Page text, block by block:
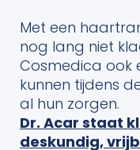
Met een
nog lang niet
Cosmedica ook
kunnen tijdens
al hun zorgen.
Dr. Acar staat
deskundig,